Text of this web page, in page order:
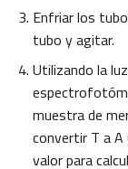
Enfriar los
tubo y agitar.
Utilizando la
muestra de
convertir T a A
valor para